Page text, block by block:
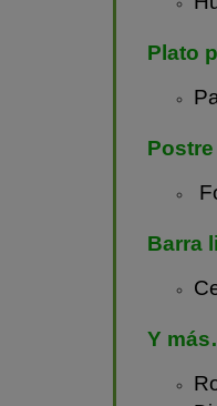
Plato
Postre
Barra
Y